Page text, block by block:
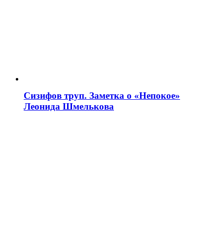
Сизифов труп. Заметка о «Непокое»
Леонида Шмелькова